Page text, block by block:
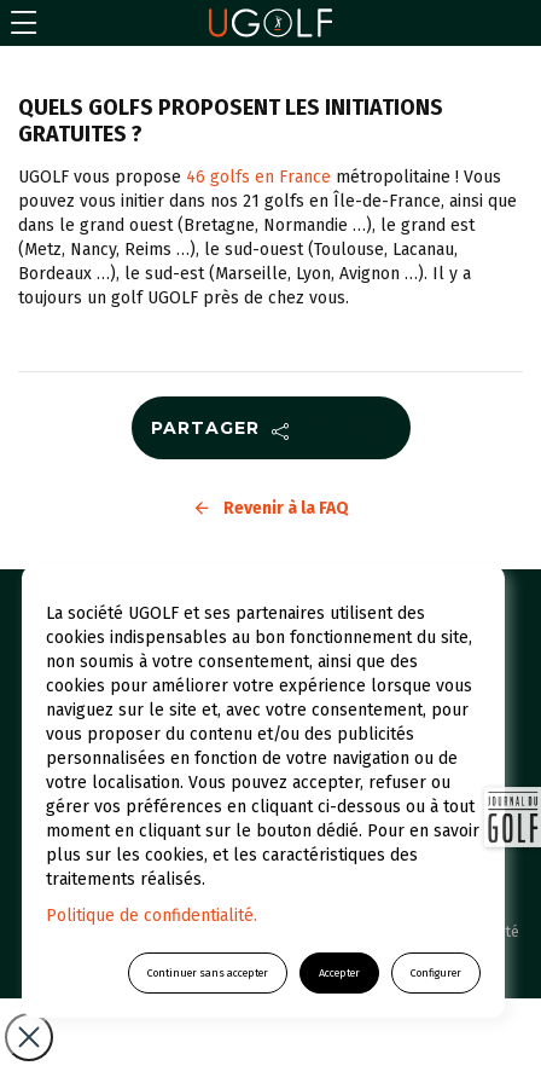
QUELS GOLFS PROPOSENT LES INITIATIONS
GRATUITES ?
UGOLF vous propose 46 golfs en France métropolitaine ! Vous
pouvez vous initier dans nos 21 golfs en Île-de-France, ainsi que
dans le grand ouest (Bretagne, Normandie …), le grand est
(Metz, Nancy, Reims …), le sud-ouest (Toulouse, Lacanau,
Bordeaux …), le sud-est (Marseille, Lyon, Avignon …). Il y a
toujours un golf UGOLF près de chez vous.
PARTAGER
Revenir à la FAQ
Nos golfs
Réserver un green fee
Espace abonné
Initiations
Qui sommes-nous ?
UGOLF Academy
Restaurants et Hôtels
Actualités
Foire aux questions
Politique de confidentialité
-Mentions légales
La société UGOLF et ses partenaires utilisent des
cookies indispensables au bon fonctionnement du site,
non soumis à votre consentement, ainsi que des
cookies pour améliorer votre expérience lorsque vous
naviguez sur le site et, avec votre consentement, pour
vous proposer du contenu et/ou des publicités
personnalisées en fonction de votre navigation ou de
votre localisation. Vous pouvez accepter, refuser ou
gérer vos préférences en cliquant ci-dessous ou à tout
moment en cliquant sur le bouton dédié. Pour en savoir
plus sur les cookies, et les caractéristiques des
traitements réalisés.
Politique de confidentialité.
Continuer sans accepter Accepter Configurer